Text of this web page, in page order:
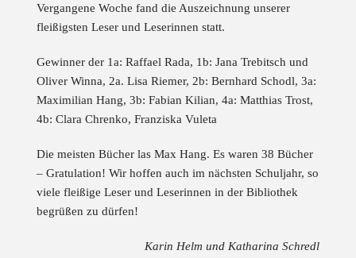
Vergangene Woche fand die Auszeichnung unserer
fleißigsten Leser und Leserinnen statt.
Gewinner der 1a: Raffael Rada, 1b: Jana Trebitsch und
Oliver Winna, 2a. Lisa Riemer, 2b: Bernhard Schodl, 3a:
Maximilian Hang, 3b: Fabian Kilian, 4a: Matthias Trost,
4b: Clara Chrenko, Franziska Vuleta
Die meisten Bücher las Max Hang. Es waren 38 Bücher
– Gratulation! Wir hoffen auch im nächsten Schuljahr, so
viele fleißige Leser und Leserinnen in der Bibliothek
begrüßen zu dürfen!
Karin Helm und Katharina Schredl